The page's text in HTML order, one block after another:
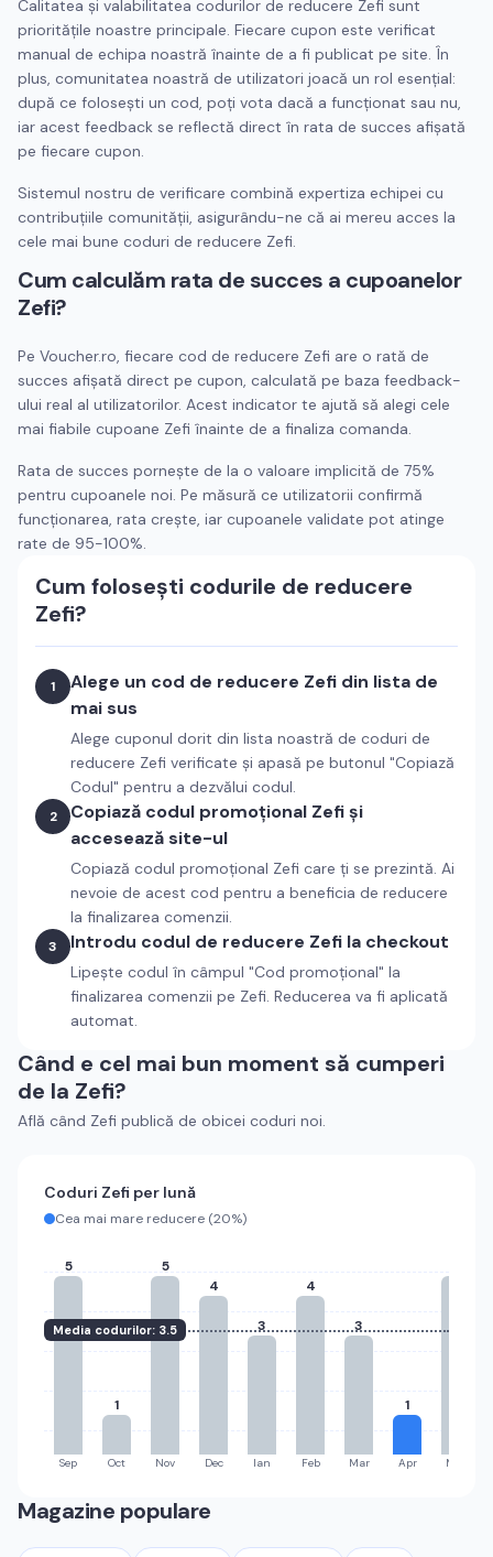
Calitatea și valabilitatea codurilor de reducere Zefi sunt
prioritățile noastre principale. Fiecare cupon este verificat
manual de echipa noastră înainte de a fi publicat pe site. În
plus, comunitatea noastră de utilizatori joacă un rol esențial:
după ce folosești un cod, poți vota dacă a funcționat sau nu,
iar acest feedback se reflectă direct în rata de succes afișată
pe fiecare cupon.
Sistemul nostru de verificare combină expertiza echipei cu
contribuțiile comunității, asigurându-ne că ai mereu acces la
cele mai bune coduri de reducere Zefi.
Cum calculăm rata de succes a cupoanelor
Zefi?
Pe Voucher.ro, fiecare cod de reducere Zefi are o rată de
succes afișată direct pe cupon, calculată pe baza feedback-
ului real al utilizatorilor. Acest indicator te ajută să alegi cele
mai fiabile cupoane Zefi înainte de a finaliza comanda.
Rata de succes pornește de la o valoare implicită de 75%
pentru cupoanele noi. Pe măsură ce utilizatorii confirmă
funcționarea, rata crește, iar cupoanele validate pot atinge
rate de 95-100%.
Cum folosești codurile de reducere
Zefi?
1 Alege un cod de reducere Zefi din lista de
mai sus
Alege cuponul dorit din lista noastră de coduri de
reducere Zefi verificate și apasă pe butonul "Copiază
Codul" pentru a dezvălui codul.
2 Copiază codul promoțional Zefiși
accesează site-ul
Copiază codul promoțional Zefi care ți se prezintă. Ai
nevoie de acest cod pentru a beneficia de reducere
la finalizarea comenzii.
3 Introdu codul de reducere Zefi la checkout
Lipește codul în câmpul "Cod promoțional" la
finalizarea comenzii pe Zefi. Reducerea va fi aplicată
automat.
Când e cel mai bun moment să cumperi
de la Zefi?
Află când Zefi publică de obicei coduri noi.
Coduri Zefi per lună
Cea mai mare reducere (20%)
Media codurilor: 3.5
5
Sep
1
Oct
5
Nov
4
Dec
3
Ian
4
Feb
3
Mar
1
Apr Mai
Magazine populare